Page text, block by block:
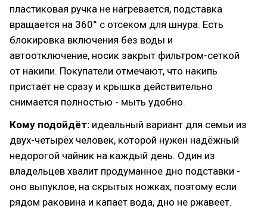
пластиковая ручка не нагревается, подставка
вращается на 360° с отсеком для шнура. Есть
блокировка включения без воды и
автоотключение, носик закрыт фильтром-сеткой
от накипи. Покупатели отмечают, что накипь
пристаёт не сразу и крышка действительно
снимается полностью - мыть удобно.
Кому подойдёт: идеальный вариант для семьи из
двух-четырёх человек, которой нужен надёжный
недорогой чайник на каждый день. Один из
владельцев хвалит продуманное дно подставки -
оно выпуклое, на скрытых ножках, поэтому если
рядом раковина и капает вода, дно не ржавеет.